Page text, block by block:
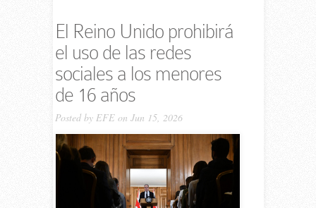
El Reino Unido prohibirá
el uso de las redes
sociales a los menores
de 16 años
Posted by EFEon Jun 15, 2026